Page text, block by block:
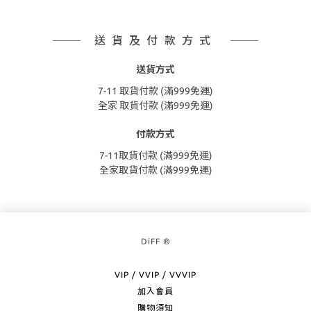
送貨及付款方式
送貨方式
7-11 取貨付款 (滿999免運)
全家 取貨付款 (滿999免運)
付款方式
7-11取貨付款 (滿999免運)
全家取貨付款 (滿999免運)
DiFF ®
VIP / VVIP / VVVIP
加入會員
購物須知